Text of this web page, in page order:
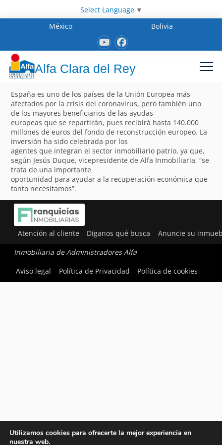
Select Language ▼
México
Bolivia
Alfa Clara del Rey
España es uno de los países de la Unión Europea más
afectados por la crisis del coronavirus, pero también uno
de los mayores beneficiarios de las ayudas
europeas que se repartirán, pues recibirá hasta 140.000
millones de euros del fondo de reconstrucción europeo. La
inversión ha sido celebrada por los
agentes que integran el sector inmobiliario patrio, ya que,
según Jesús Duque, vicepresidente de Alfa Inmobiliaria, “se
trata de una importante
oportunidad para ayudar a la recuperación económica que
tanto necesitamos”.
Atención al cliente Díganos qué busca Anuncie su
Inmobiliaria de Administradores Alfa
Aviso legal
Política de Privacidad Política de cookies
Utilizamos cookies para ofrecerte la mejor experiencia en
nuestra web.